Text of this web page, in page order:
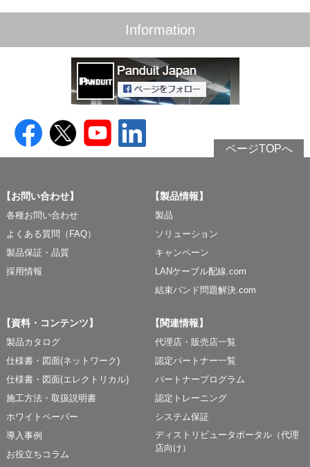
Information
ページTOPへ
【お問い合わせ】
各種お問い合わせ
よくある質問（FAQ）
製品保証・品質
採用情報
【製品情報】
製品
ソリューション
キャンペーン
LANケーブル配線.com
結束バンド問題解決.com
【資料・コンテンツ】
製品カタログ
仕様書・図面(ネットワーク)
仕様書・図面(エレクトリカル)
施工方法・取扱説明書
ホワイトペーパー
導入事例
お役立ちコラム
【関連情報】
代理店・販売店一覧
認定パートナー一覧
パートナープログラム
認定トレーニング
システム保証
ディストリビュータポータル（代理
店向け）